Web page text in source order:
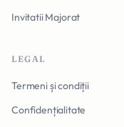
Invitatii Majorat
LEGAL
Termeni și condiții
Confidențialitate